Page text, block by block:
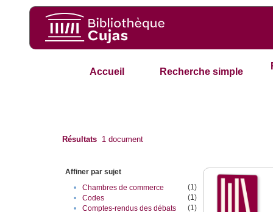
Accueil Recherche simple
Résultats 1 document
Affiner par sujet
•
Chambres de commerce
(1)
•
Codes
(1)
•
Comptes-rendus des débats
(1)